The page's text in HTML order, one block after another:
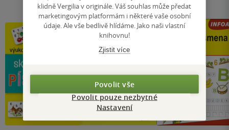
klidně Vergilia v originále. Váš souhlas může předat
marketingovým platformám i některé vaše osobní
údaje. Ale vše bedlivě hlídáme. Jako naši vlastní
knihovnu!
Zjistit více
Povolit vše
Povolit pouze nezbytné
Nastavení